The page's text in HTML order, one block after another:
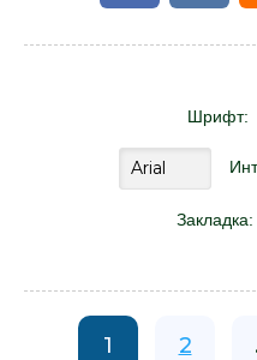
Шрифт:
Закладка:
1 2